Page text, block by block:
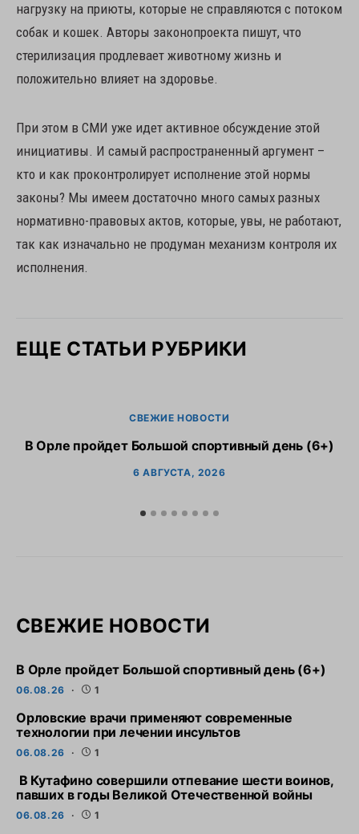
нагрузку на приюты, которые не справляются с потоком
собак и кошек. Авторы законопроекта пишут, что
стерилизация продлевает животному жизнь и
положительно влияет на здоровье.
При этом в СМИ уже идет активное обсуждение этой
инициативы. И самый распространенный аргумент –
кто и как проконтролирует исполнение этой нормы
законы? Мы имеем достаточно много самых разных
нормативно-правовых актов, которые, увы, не работают,
так как изначально не продуман механизм контроля их
исполнения.
ЕЩЕ СТАТЬИ РУБРИКИ
СВЕЖИЕ НОВОСТИ
В Орле пройдет Большой спортивный день (6+)
6 АВГУСТА, 2026
СВЕЖИЕ НОВОСТИ
В Орле пройдет Большой спортивный день (6+)
06.08.26 1
Орловские врачи применяют современные
технологии при лечении инсультов
06.08.26 1
В Кутафино совершили отпевание шести воинов,
павших в годы Великой Отечественной войны
06.08.26 1